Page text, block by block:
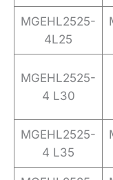
MGEHL2525-
4L25
MGEHL2525-
4 L30
MGEHL2525-
4 L35